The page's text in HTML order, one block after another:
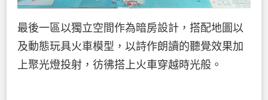
最後一區以獨立空間作為暗房設計，搭配地圖以
及動態玩具火車模型，以詩作朗讀的聽覺效果加
上聚光燈投射，彷彿搭上火車穿越時光般。